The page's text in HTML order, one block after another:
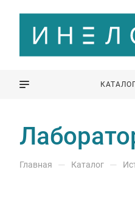
Главная — Каталог —